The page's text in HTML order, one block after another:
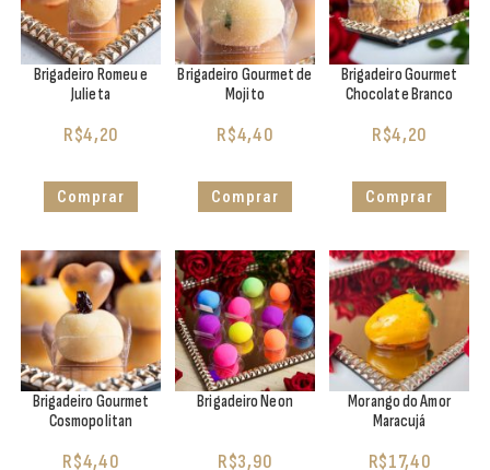
Brigadeiro Romeu e
Julieta
R$4,20
Comprar
Brigadeiro Gourmet de
Mojito
R$4,40
Comprar
Brigadeiro Gourmet
Chocolate Branco
R$4,20
Comprar
Brigadeiro Gourmet
Cosmopolitan
R$4,40
Brigadeiro Neon
R$3,90
Morango do Amor
Maracujá
R$17,40